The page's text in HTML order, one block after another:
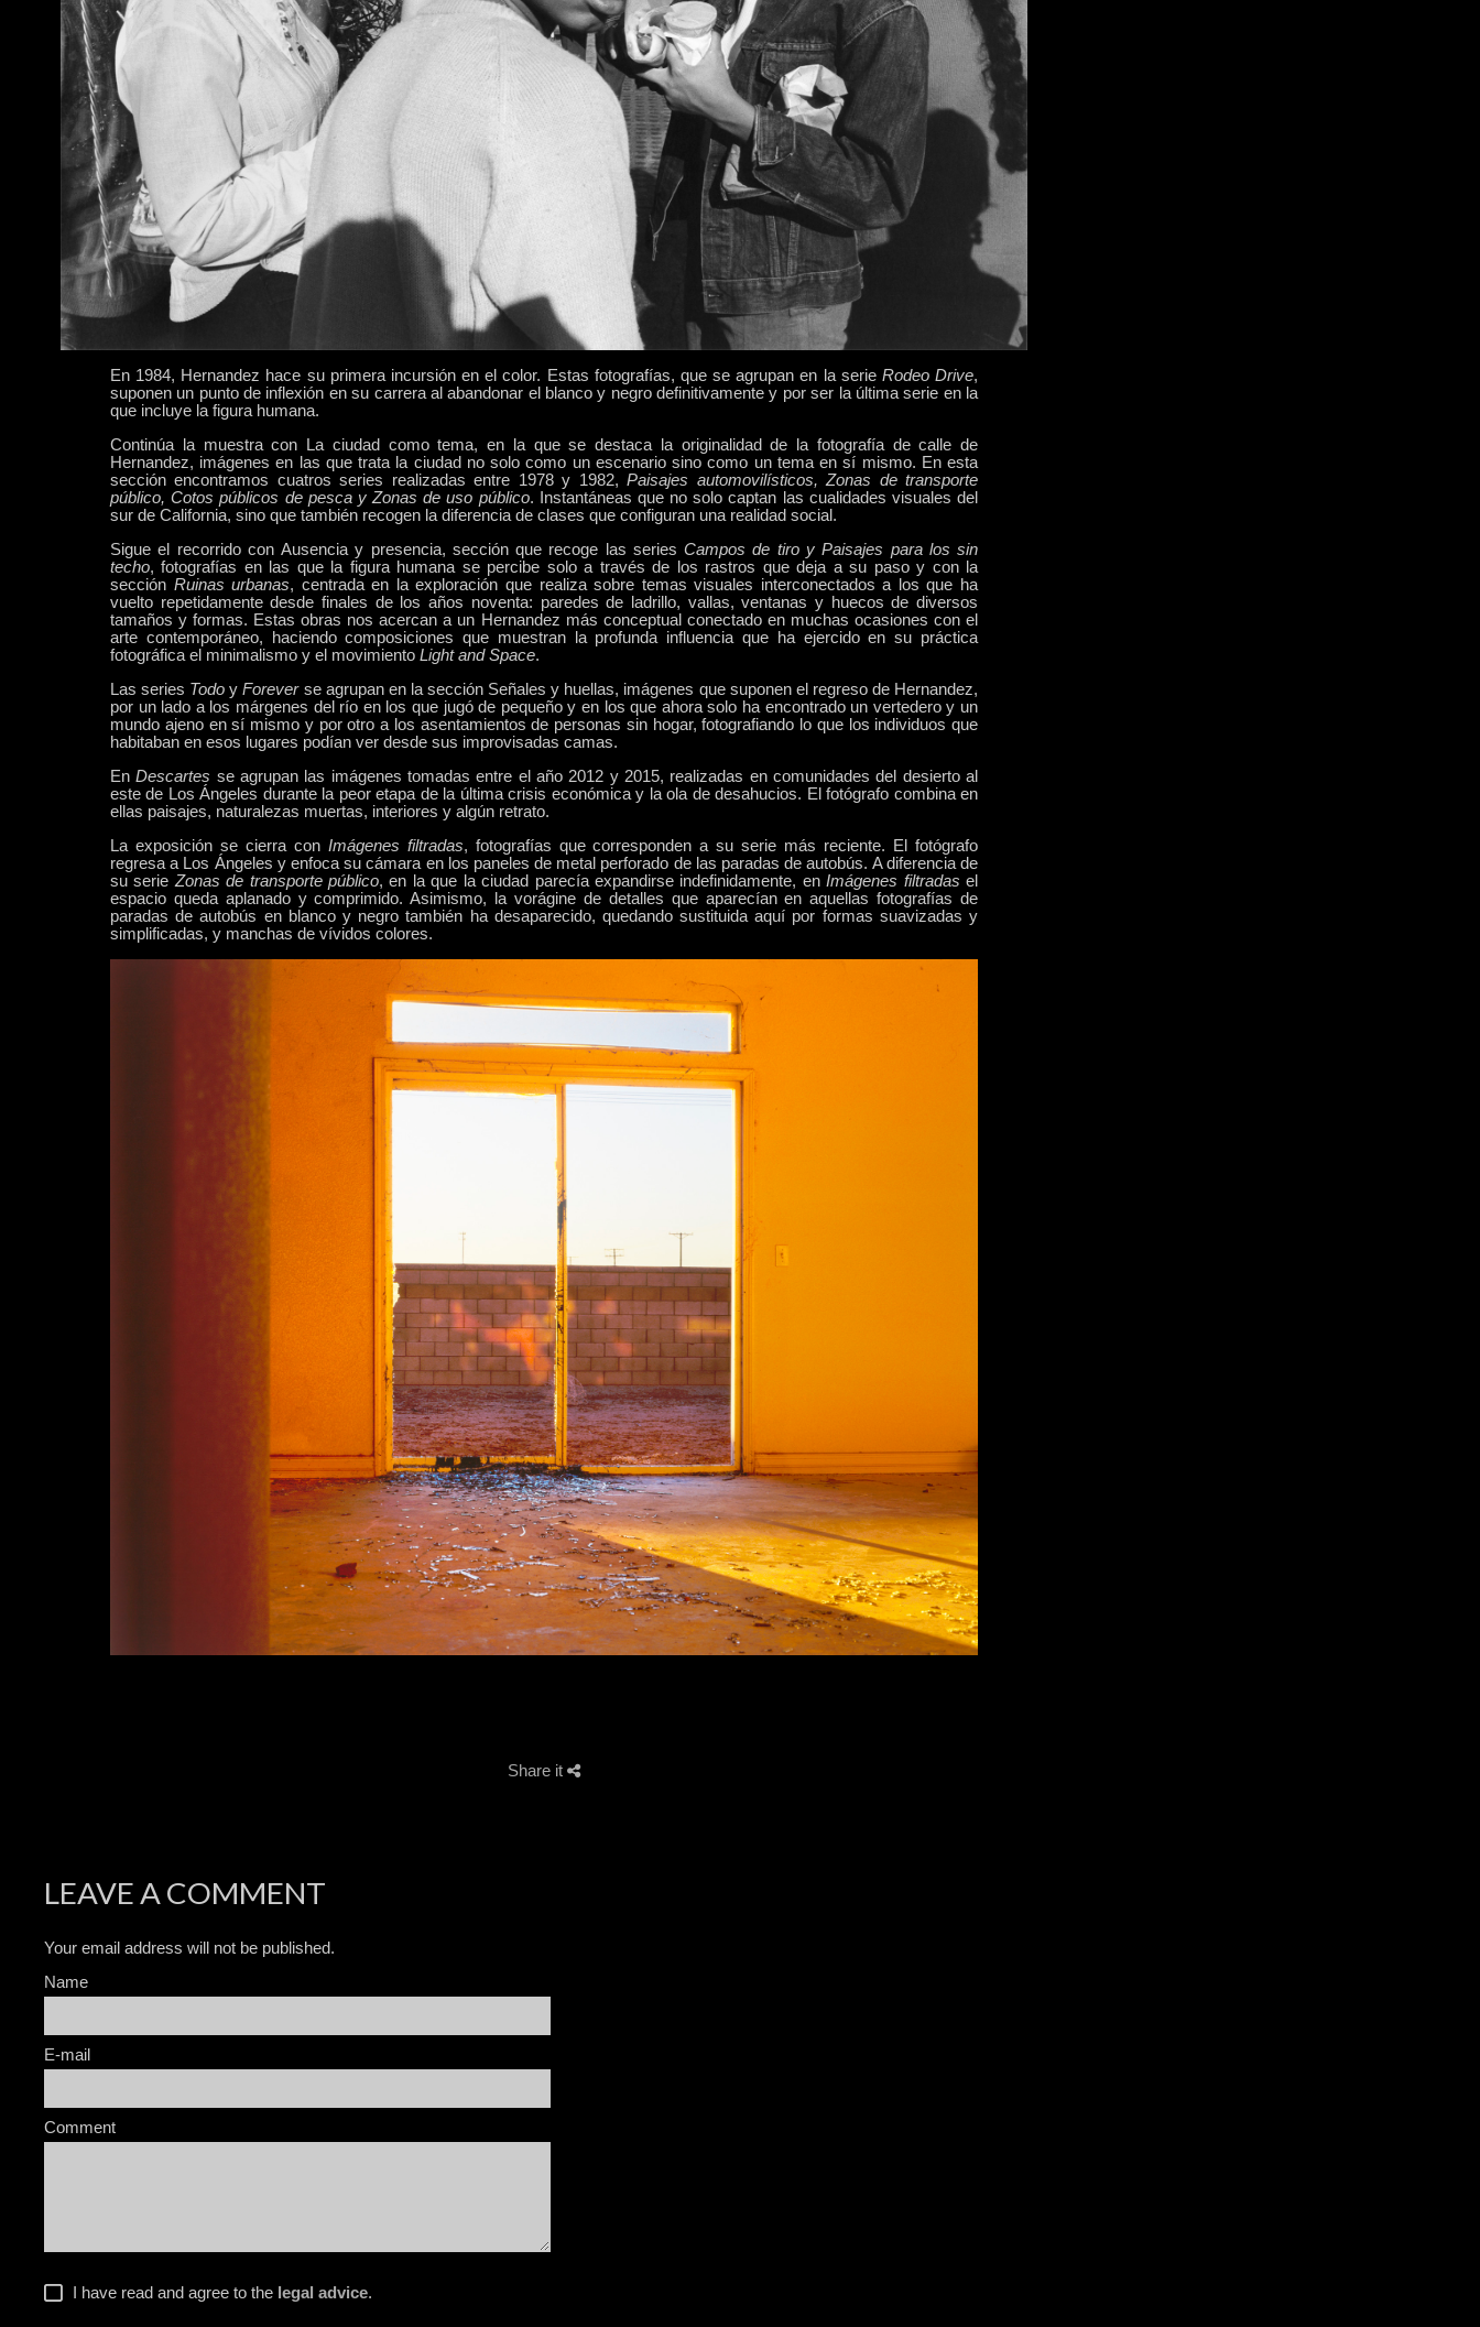
En 1984, Hernandez hace su primera incursión en el color. Estas fotografías, que se agrupan en la serie Rodeo Drive,
suponen un punto de inflexión en su carrera al abandonar el blanco y negro definitivamente y por ser la última serie en la
que incluye la figura humana.
Continúa la muestra con La ciudad como tema, en la que se destaca la originalidad de la fotografía de calle de
Hernandez, imágenes en las que trata la ciudad no solo como un escenario sino como un tema en sí mismo. En esta
sección encontramos cuatros series realizadas entre 1978 y 1982,Paisajes automovilísticos, Zonas de transporte
público, Cotos públicos de pesca y Zonas de uso público. Instantáneas que no solo captan las cualidades visuales del
sur de California, sino que también recogen la diferencia de clases que configuran una realidad social.
Sigue el recorrido conAusencia y presencia, sección que recoge las seriesCampos de tiro y Paisajes para los sin
techo, fotografías en las que la figura humana se percibe solo a través de los rastros que deja a su paso y con la
sección Ruinas urbanas, centrada en la exploración que realiza sobre temas visuales interconectados a los que ha
vuelto repetidamente desde finales de los años noventa: paredes de ladrillo, vallas, ventanas y huecos de diversos
tamaños y formas. Estas obras nos acercan a un Hernandez más conceptual conectado en muchas ocasiones con el
arte contemporáneo, haciendo composiciones que muestran la profunda influencia que ha ejercido en su práctica
fotográfica el minimalismo y el movimiento Light and Space.
Las series Todo yForeverse agrupan en la sección Señales y huellas, imágenes que suponen el regreso de Hernandez,
por un lado a los márgenes del río en los que jugó de pequeño y en los que ahorasolo ha encontrado un vertedero y un
mundo ajeno en sí mismo y por otro a los asentamientos de personas sin hogar, fotografiando lo que los individuos que
habitaban en esos lugares podían ver desde sus improvisadas camas.
EnDescartes se agrupan las imágenes tomadas entre el año 2012 y 2015, realizadas en comunidades del desierto al
este de Los Ángeles durante la peor etapa de la última crisis económicay la ola de desahucios. El fotógrafo combina en
ellas paisajes, naturalezas muertas, interiores y algún retrato.
La exposición se cierra con Imágenes filtradas, fotografías que corresponden a su serie más reciente. El fotógrafo
regresa a Los Ángeles y enfoca su cámara en los paneles de metal perforado de las paradas de autobús. A diferencia de
su serie Zonas de transporte público, en la que la ciudad parecía expandirse indefinidamente, enImágenes filtradas el
espacio queda aplanado y comprimido. Asimismo, la vorágine de detalles que aparecían en aquellasfotografías de
paradas de autobús en blanco y negro también ha desaparecido, quedando sustituida aquí por formas suavizadas y
simplificadas, y manchas de vívidos colores.
Share it
LEAVE A COMMENT
Your email address will not be published.
Name
E-mail
Comment
I have read and agree to the legal advice.